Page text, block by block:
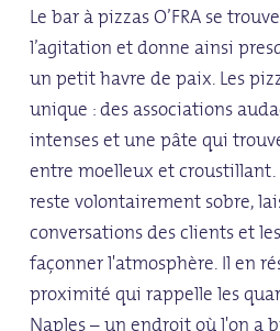
Le bar à pizzas O’FRA se
l’agitation et donne ainsi
un petit havre de paix. Les
unique : des associations
intenses et une pâte qui
entre moelleux et
reste volontairement sobre,
conversations des clients et
façonner l'atmosphère. Il en
proximité qui rappelle les
Naples – un endroit où l'on a